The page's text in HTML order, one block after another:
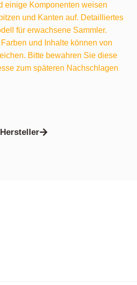
einige Komponenten weisen
und Kanten auf. Detailliertes
für erwachsene Sammler.
und Inhalte können von
Bitte bewahren Sie diese
zum späteren Nachschlagen